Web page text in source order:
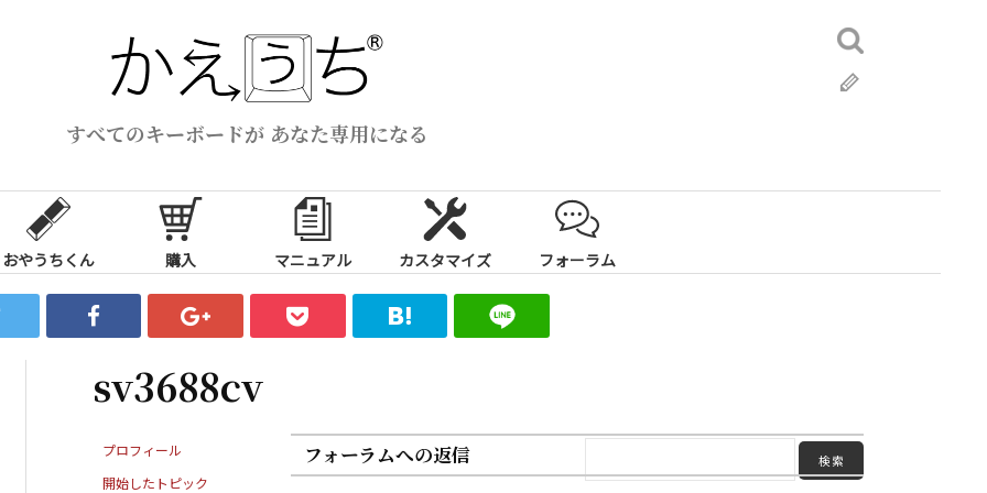
すべてのキーボードが あなた専用になる
検
索:
おやうちくん 購入 マニュアル カスタマイズ フォーラム
sv3688cv
プロフィール
開始したトピック
フォーラムへの返信